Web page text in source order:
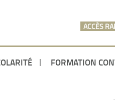
ACCÈS
FORMATION